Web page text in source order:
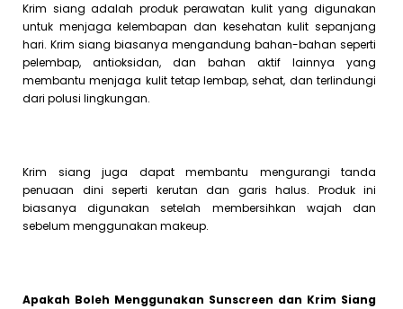
Krim siang adalah produk perawatan kulit yang digunakan
untuk menjaga kelembapan dan kesehatan kulit sepanjang
hari. Krim siang biasanya mengandung bahan-bahan seperti
pelembap, antioksidan, dan bahan aktif lainnya yang
membantu menjaga kulit tetap lembap, sehat, dan terlindungi
dari polusi lingkungan.
Krim siang juga dapat membantu mengurangi tanda
penuaan dini seperti kerutan dan garis halus. Produk ini
biasanya digunakan setelah membersihkan wajah dan
sebelum menggunakan makeup.
Apakah Boleh Menggunakan Sunscreen dan Krim Siang